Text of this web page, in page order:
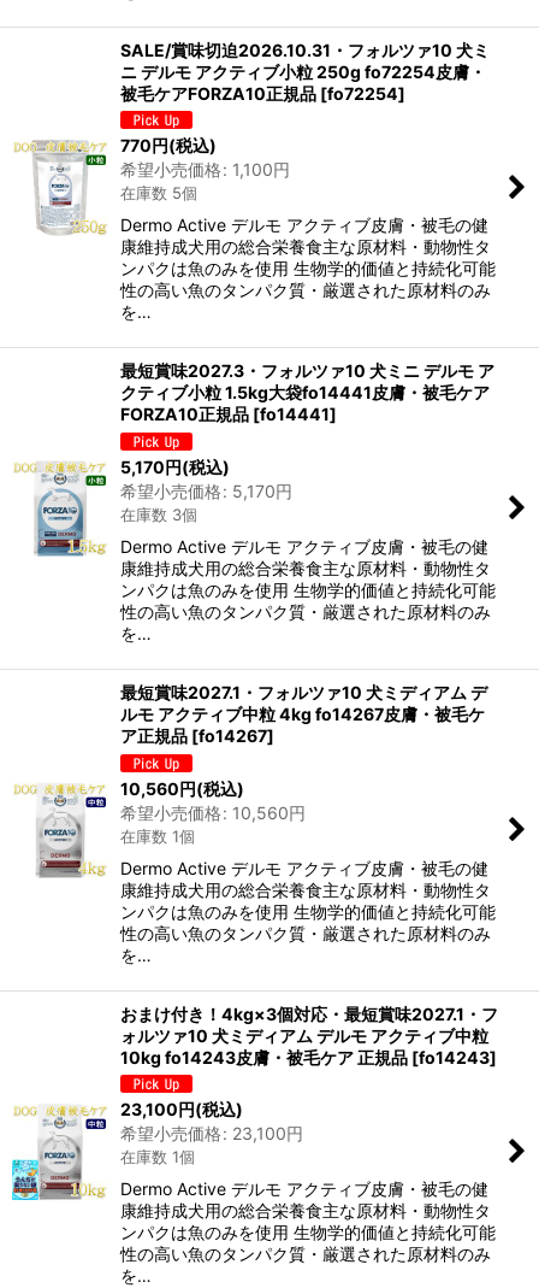
SALE/賞味切迫2026.10.31・フォルツァ10 犬ミ
ニ デルモ アクティブ小粒 250g fo72254皮膚・
被毛ケアFORZA10正規品 [fo72254]
770 円(税込)
希望小売価格: 1,100円
在庫数 5個
Dermo Active デルモ アクティブ皮膚・被毛の健
康維持成犬用の総合栄養食主な原材料・動物性タ
ンパクは魚のみを使用 生物学的価値と持続化可能
性の高い魚のタンパク質・厳選された原材料のみ
を…
最短賞味2027.3・フォルツァ10 犬ミニ デルモ ア
クティブ小粒 1.5kg大袋fo14441皮膚・被毛ケア
FORZA10正規品 [fo14441]
5,170円(税込)
希望小売価格: 5,170円
在庫数 3個
Dermo Active デルモ アクティブ皮膚・被毛の健
康維持成犬用の総合栄養食主な原材料・動物性タ
ンパクは魚のみを使用 生物学的価値と持続化可能
性の高い魚のタンパク質・厳選された原材料のみ
を…
最短賞味2027.1・フォルツァ10 犬ミディアム デ
ルモ アクティブ中粒 4kg fo14267皮膚・被毛ケ
ア正規品 [fo14267]
10,560円(税込)
希望小売価格: 10,560円
在庫数 1個
Dermo Active デルモ アクティブ皮膚・被毛の健
康維持成犬用の総合栄養食主な原材料・動物性タ
ンパクは魚のみを使用 生物学的価値と持続化可能
性の高い魚のタンパク質・厳選された原材料のみ
を…
おまけ付き！4kg×3個対応・最短賞味2027.1・フ
ォルツァ10 犬ミディアム デルモ アクティブ中粒
10kg fo14243皮膚・被毛ケア 正規品 [fo14243]
23,100 円(税込)
希望小売価格: 23,100円
在庫数 1個
Dermo Active デルモ アクティブ皮膚・被毛の健
康維持成犬用の総合栄養食主な原材料・動物性タ
ンパクは魚のみを使用 生物学的価値と持続化可能
性の高い魚のタンパク質・厳選された原材料のみ
を…